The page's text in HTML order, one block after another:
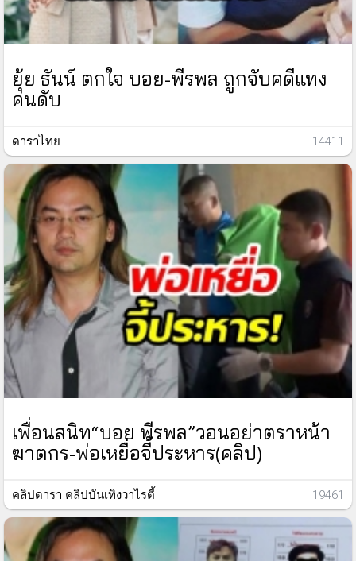
ยุ้ย ธันน์ ตกใจ บอย-พีรพล ถูกจับคดีแทง
คนดับ
ดาราไทย : 14411
เพื่อนสนิท“บอย พีรพล”วอนอย่าตราหน้า
ฆาตกร-พ่อเหยื่อจี้ประหาร(คลิป)
คลิปดารา คลิปบันเทิงวาไรตี้ : 19461